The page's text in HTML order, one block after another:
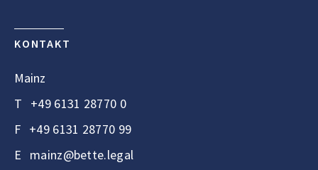
KONTAKT
Mainz
T +49 6131 28770 0
F +49 6131 28770 99
E mainz@bette.legal